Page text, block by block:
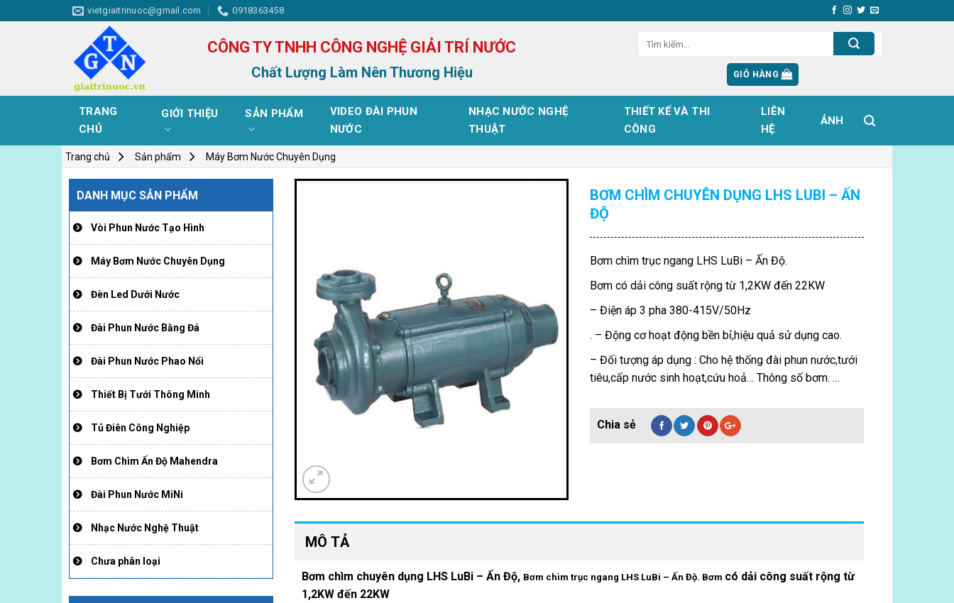
to
vietgiaitrinuoc@gmail.com 0918363458
CÔNG TY TNHH CÔNG NGHỆ GIẢI TRÍ NƯỚC
Chất Lượng Làm Nên Thương Hiệu GIỎ HÀNG
TRANG
CHỦ
GIỚI THIỆU SẢN PHẨM
VIDEO ĐÀI PHUN
NƯỚC
NHẠC NƯỚC NGHỆ
THUẬT
THIẾT KẾ VÀ THI
CÔNG
LIÊN
HỆ
ẢNH
Trang chủ Sản phẩm Máy Bơm Nước Chuyên Dụng
BƠM CHÌM CHUYÊN DỤNG LHS LUBI – ẤN
ĐỘ
Bơm chìm trục ngang LHS LuBi – Ấn Độ.
Bơm có dải công suất rộng từ 1,2KW đến 22KW
– Điện áp 3 pha 380-415V/50Hz
. – Động cơ hoạt động bền bỉ,hiệu quả sử dụng cao.
– Đối tượng áp dụng : Cho hệ thống đài phun nước,tưới
tiêu,cấp nước sinh hoạt,cứu hoả… Thông số bơm. …
MÔ TẢ
Bơm chìm chuyên dụng LHS LuBi – Ấn Độ, Bơm chìm trục ngang LHS LuBi – Ấn Độ. Bơm có dải công suất rộng từ
1,2KW đến 22KW
DANH MỤC SẢN PHẨM
Vòi Phun Nước Tạo Hình
Máy Bơm Nước Chuyên Dụng
Đèn Led Dưới Nước
Đài Phun Nước Bằng Đá
Đài Phun Nước Phao Nổi
Thiết Bị Tưới Thông Minh
Tủ Điên Công Nghiệp
Bơm Chìm Ấn Độ Mahendra
Đài Phun Nước MiNi
Nhạc Nước Nghệ Thuật
Chưa phân loại